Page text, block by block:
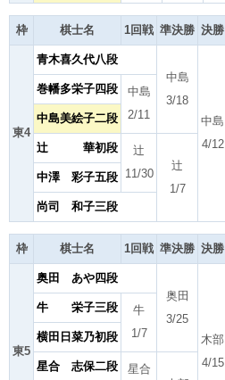
枠 棋士名 1回戦 準決勝 決勝
東4
青木喜久代八段
中島
3/18
中島
4/12
巻幡多栄子四段
中島
2/11
中島美絵子二段
辻 華初段
辻
11/30
辻
1/7
中澤 彩子五段
尚司 和子三段
枠 棋士名 1回戦 準決勝 決勝
東5
奥田 あや四段
奥田
3/25
木部
4/15
牛 栄子三段
牛
1/7
横田日菜乃初段
星合 志保二段
星合